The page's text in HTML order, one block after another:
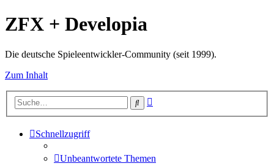
ZFX + Developia
Die deutsche Spieleentwickler-Community (seit 1999).
Zum Inhalt
Suche
Schnellzugriff
Unbeantwortete Themen